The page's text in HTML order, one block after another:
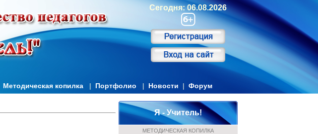
Сегодня: 06.08.2026
Методическая копилка | Портфолио | Новости | Форум
Я - Учитель!
МЕТОДИЧЕСКАЯ КОПИЛКА